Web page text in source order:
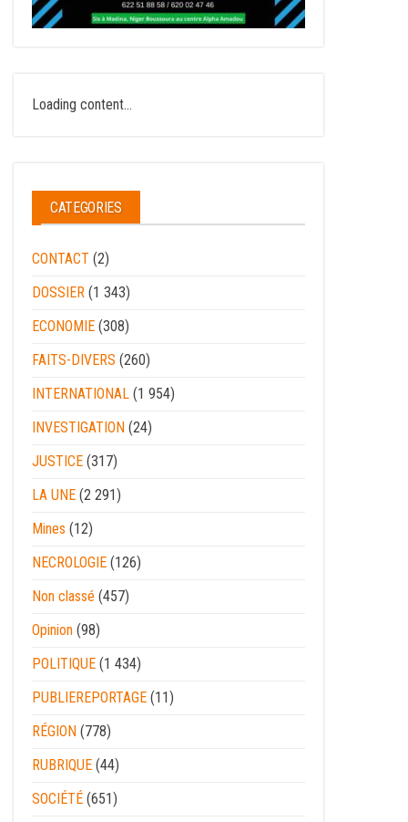
Loading content...
CATEGORIES
CONTACT (2)
DOSSIER (1 343)
ECONOMIE (308)
FAITS-DIVERS (260)
INTERNATIONAL (1 954)
INVESTIGATION (24)
JUSTICE (317)
LA UNE (2 291)
Mines (12)
NECROLOGIE (126)
Non classé (457)
Opinion (98)
POLITIQUE (1 434)
PUBLIEREPORTAGE (11)
RÉGION (778)
RUBRIQUE (44)
SOCIÉTÉ (651)